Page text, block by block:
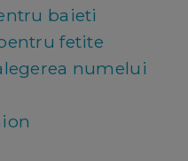
baieti
fetite
numelui